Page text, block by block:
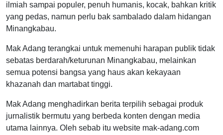
ilmiah sampai populer, penuh humanis, kocak, bahkan kritik
yang pedas, namun perlu bak sambalado dalam hidangan
Minangkabau.
Mak Adang terangkai untuk memenuhi harapan publik tidak
sebatas berdarah/keturunan Minangkabau, melainkan
semua potensi bangsa yang haus akan kekayaan
khazanah dan martabat tinggi.
Mak Adang menghadirkan berita terpilih sebagai produk
jurnalistik bermutu yang berbeda konten dengan media
utama lainnya. Oleh sebab itu website mak-adang.com